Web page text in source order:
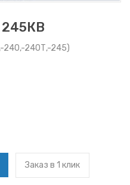
240,-240Т,-245)
Заказ в 1 клик